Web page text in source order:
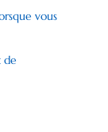
vous
de